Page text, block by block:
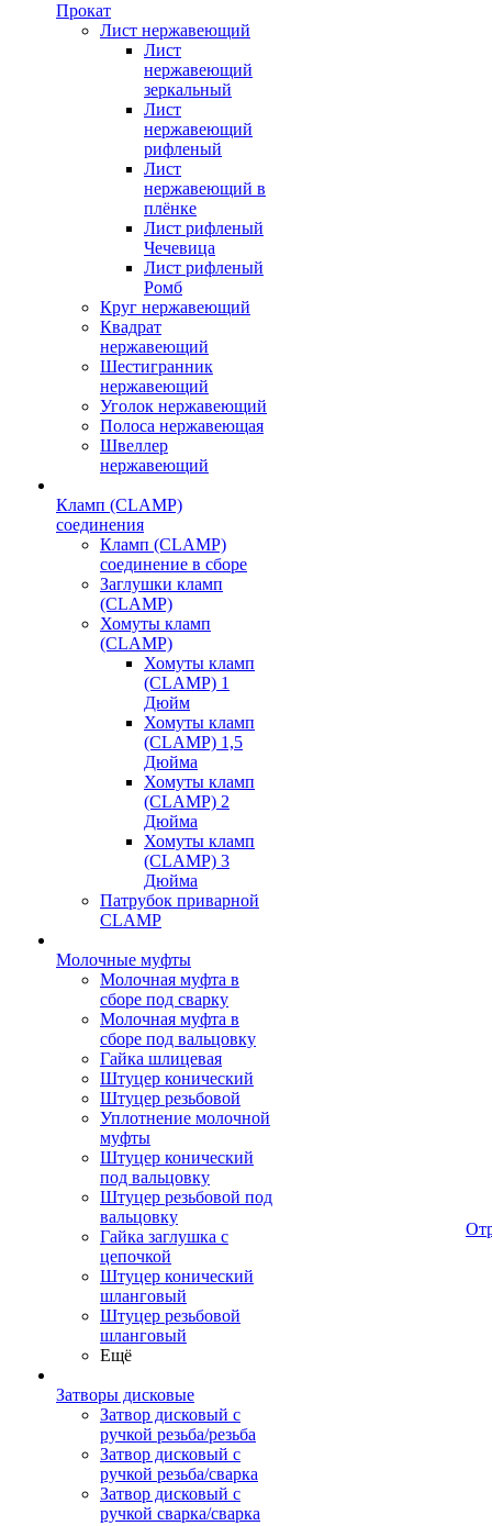
Прокат
Лист нержавеющий
Лист
нержавеющий
зеркальный
Лист
нержавеющий
рифленый
Лист
нержавеющий в
плёнке
Лист рифленый
Чечевица
Лист рифленый
Ромб
Круг нержавеющий
Квадрат
нержавеющий
Шестигранник
нержавеющий
Уголок нержавеющий
Полоса нержавеющая
Швеллер
нержавеющий
Кламп (CLAMP)
соединения
Кламп (CLAMP)
соединение в сборе
Заглушки кламп
(CLAMP)
Хомуты кламп
(CLAMP)
Хомуты кламп
(CLAMP) 1
Дюйм
Хомуты кламп
(CLAMP) 1,5
Дюйма
Хомуты кламп
(CLAMP) 2
Дюйма
Хомуты кламп
(CLAMP) 3
Дюйма
Патрубок приварной
CLAMP
Молочные муфты
Молочная муфта в
сборе под сварку
Молочная муфта в
сборе под вальцовку
Гайка шлицевая
Штуцер конический
Штуцер резьбовой
Уплотнение молочной
муфты
Штуцер конический
под вальцовку
Штуцер резьбовой под
вальцовку
Гайка заглушка с
цепочкой
Штуцер конический
шланговый
Штуцер резьбовой
шланговый
Ещё
Затворы дисковые
Затвор дисковый с
ручкой резьба/резьба
Затвор дисковый с
ручкой резьба/сварка
Затвор дисковый с
ручкой сварка/сварка